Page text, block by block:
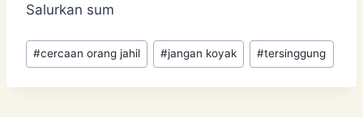
Salurkan sum
Post
Tags:
#cercaan orang jahil #jangan koyak #tersinggung